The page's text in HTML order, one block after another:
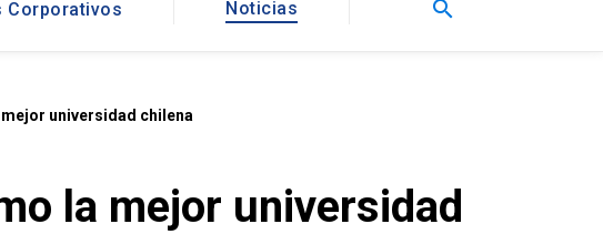
Corporativos Noticias search
universidad chilena
la mejor universidad